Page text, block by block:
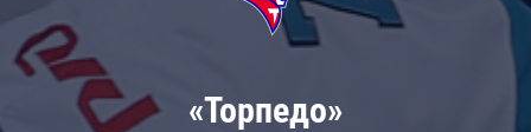
«Торпедо»